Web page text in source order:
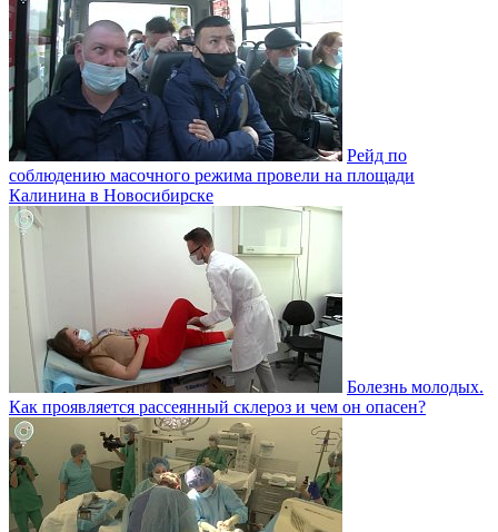
Рейд по
соблюдению масочного режима провели на площади
Калинина в Новосибирске
Болезнь молодых.
Как проявляется рассеянный склероз и чем он опасен?